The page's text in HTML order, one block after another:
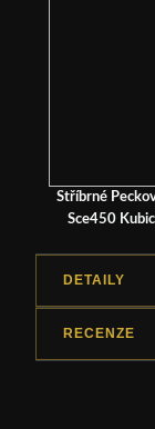
Stříbrné
Sce450
DETAILY
RECENZE